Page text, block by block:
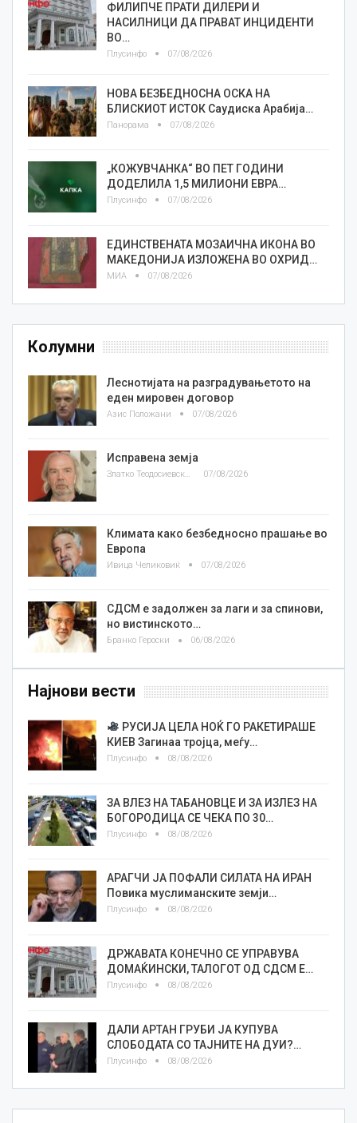
ФИЛИПЧЕ ПРАТИ ДИЛЕРИ И
НАСИЛНИЦИ ДА ПРАВАТ ИНЦИДЕНТИ
ВО…
Плусинфо 07/08/2026
НОВА БЕЗБЕДНОСНА ОСКА НА
БЛИСКИОТ ИСТОК Саудиска Арабија…
Панорама 07/08/2026
„КОЖУВЧАНКА“ ВО ПЕТ ГОДИНИ
ДОДЕЛИЛА 1,5 МИЛИОНИ ЕВРА…
Плусинфо 07/08/2026
ЕДИНСТВЕНАТА МОЗАИЧНА ИКОНА ВО
МАКЕДОНИЈА ИЗЛОЖЕНА ВО ОХРИД…
МИА 07/08/2026
Колумни
Леснотијата на разградувањетото на
еден мировен договор
Азис Положани 07/08/2026
Исправена земја
Златко Теодосиевски 07/08/2026
Климата како безбедносно прашање во
Европа
Ивица Челиковиќ 07/08/2026
СДСМ е задолжен за лаги и за спинови,
но вистинското…
Бранко Героски 06/08/2026
Најнови вести
РУСИЈА ЦЕЛА НОЌ ГО РАКЕТИРАШЕ
КИЕВ Загинаа тројца, меѓу…
Плусинфо 08/08/2026
ЗА ВЛЕЗ НА ТАБАНОВЦЕ И ЗА ИЗЛЕЗ НА
БОГОРОДИЦА СЕ ЧЕКА ПО 30…
Плусинфо 08/08/2026
АРАГЧИ ЈА ПОФАЛИ СИЛАТА НА ИРАН
Повика муслиманските земји…
Плусинфо 08/08/2026
ДРЖАВАТА КОНЕЧНО СЕ УПРАВУВА
ДОМАЌИНСКИ, ТАЛОГОТ ОД СДСМ Е…
Плусинфо 08/08/2026
ДАЛИ АРТАН ГРУБИ ЈА КУПУВА
СЛОБОДАТА СО ТАЈНИТЕ НА ДУИ?…
Плусинфо 08/08/2026